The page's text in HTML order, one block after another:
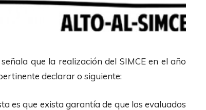
que la realización del SIMCE en el año
declarar o siguiente:
es que exista garantía de que los evaluados